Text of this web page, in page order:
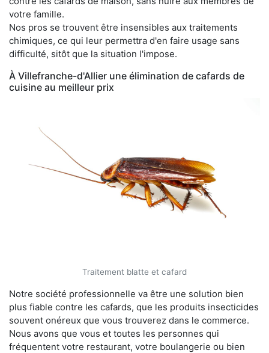
votre famille.
Nos pros se trouvent être insensibles aux traitements
chimiques, ce qui leur permettra d'en faire usage sans
difficulté, sitôt que la situation l'impose.
À Villefranche-d'Allier une élimination de cafards de
cuisine au meilleur prix
Traitement blatte et cafard
Notre société professionnelle va être une solution bien
plus fiable contre les cafards, que les produits insecticides
souvent onéreux que vous trouverez dans le commerce.
Nous avons que vous et toutes les personnes qui
fréquentent votre restaurant, votre boulangerie ou bien